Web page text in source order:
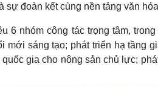
sự đoàn kết cùng nền tảng văn
6 nhóm công tác trọng tâm,
mới sáng tạo; phát triển hạ tầng
gia cho nông sản chủ lực;